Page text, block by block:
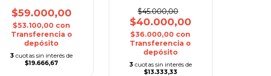
$59.000,00
$53.100,00 con
Transferencia o
depósito
3 cuotas sin interés de
$19.666,67
$45.000,00
$40.000,00
$36.000,00 con
Transferencia o
depósito
3 cuotas sin interés de
$13.333,33